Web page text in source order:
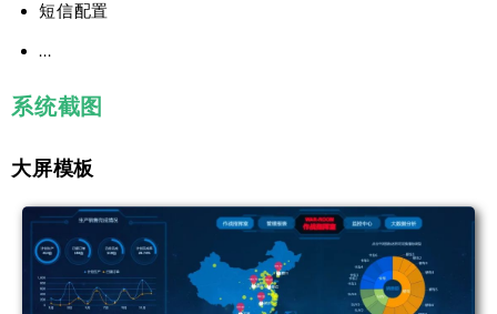
短信配置
...
系统截图
大屏模板